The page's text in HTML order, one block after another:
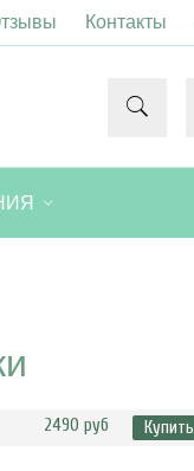
Контакты
2490 руб Купить